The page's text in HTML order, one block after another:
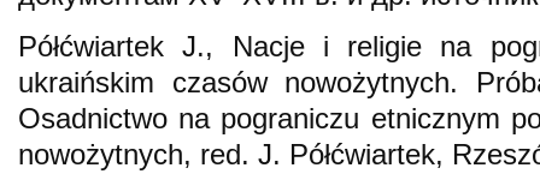
Półćwiartek J., Nacje i religie na
ukraińskim czasów nowożytnych.
Osadnictwo na pograniczu etnicznym
nowożytnych, red. J. Półćwiartek,